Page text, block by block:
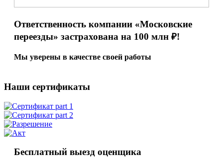
Ответственность компании «Московские
переезды» застрахована на 100 млн ₽!
Мы уверены в качестве своей работы
Наши сертификаты
Бесплатный выезд оценщика